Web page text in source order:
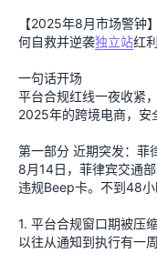
【2025年8月市场警钟
何自救并逆袭独立站红
一句话开场
平台合规红线一夜收紧
2025年的跨境电商，安
第一部分 近期突发：菲
8月14日，菲律宾交通
违规Beep卡。不到48小
1. 平台合规窗口期被压
以往从通知到执行有一